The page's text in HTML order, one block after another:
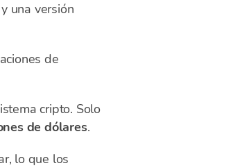
una versión
de
cripto. Solo
de dólares.
lo que los